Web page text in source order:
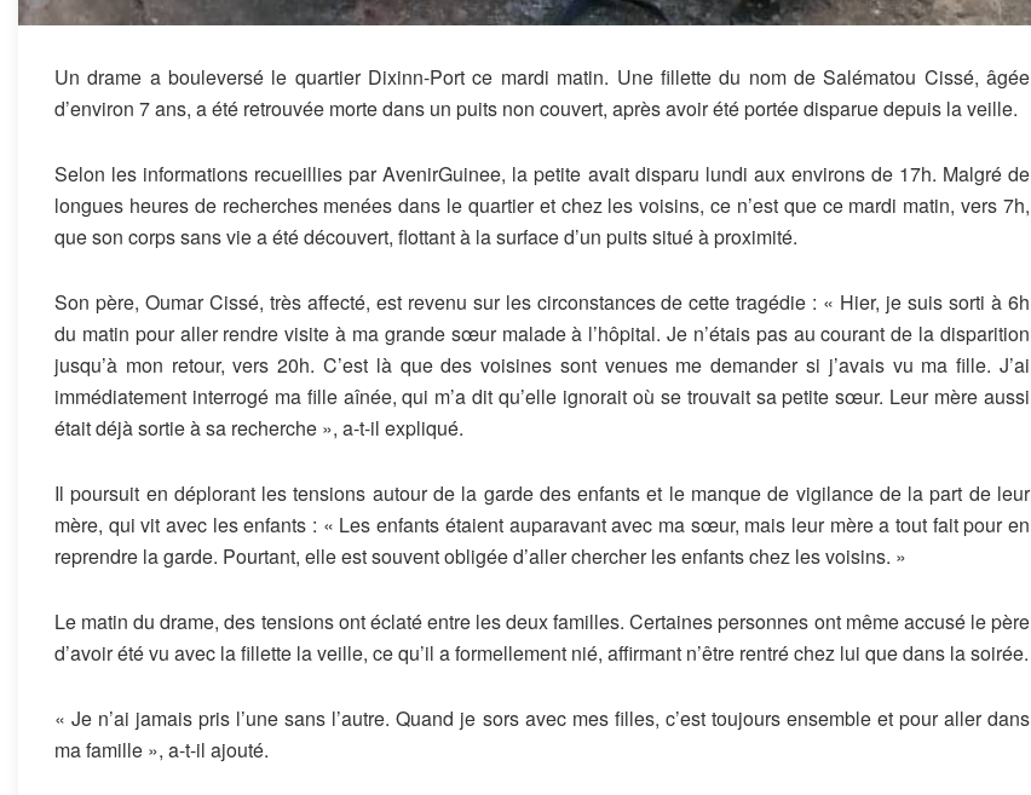
Un drame a bouleversé le quartier Dixinn-Port ce mardi matin. Une fillette du nom de Salématou Cissé, âgée
d’environ 7 ans, a été retrouvée morte dans un puits non couvert, après avoir été portée disparue depuis la veille.
Selon les informations recueillies par AvenirGuinee, la petite avait disparu lundi aux environs de 17h. Malgré de
longues heures de recherches menées dans le quartier et chez les voisins, ce n’est que ce mardi matin, vers 7h,
que son corps sans vie a été découvert, flottant à la surface d’un puits situé à proximité.
Son père, Oumar Cissé, très affecté, est revenu sur les circonstances de cette tragédie : « Hier, je suis sorti à 6h
du matin pour aller rendre visite à ma grande sœur malade à l’hôpital. Je n’étais pas au courant de la disparition
jusqu’à mon retour, vers 20h. C’est là que des voisines sont venues me demander si j’avais vu ma fille. J’ai
immédiatement interrogé ma fille aînée, qui m’a dit qu’elle ignorait où se trouvait sa petite sœur. Leur mère aussi
était déjà sortie à sa recherche », a-t-il expliqué.
Il poursuit en déplorant les tensions autour de la garde des enfants et le manque de vigilance de la part de leur
mère, qui vit avec les enfants : « Les enfants étaient auparavant avec ma sœur, mais leur mère a tout fait pour en
reprendre la garde. Pourtant, elle est souvent obligée d’aller chercher les enfants chez les voisins. »
Le matin du drame, des tensions ont éclaté entre les deux familles. Certaines personnes ont même accusé le père
d’avoir été vu avec la fillette la veille, ce qu’il a formellement nié, affirmant n’être rentré chez lui que dans la soirée.
« Je n’ai jamais pris l’une sans l’autre. Quand je sors avec mes filles, c’est toujours ensemble et pour aller dans
ma famille », a-t-il ajouté.